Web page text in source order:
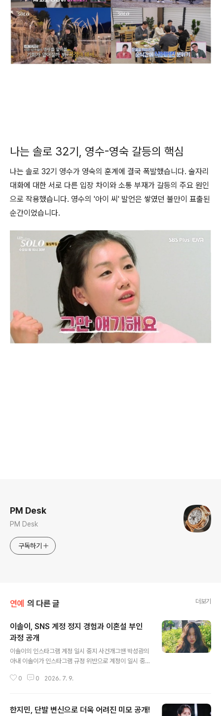
나는 솔로 32기, 영수-영숙 갈등의 핵심
나는 솔로 32기 영수가 영숙의 훈계에 결국 폭발했습니다. 술자리
대화에 대한 서로 다른 입장 차이와 소통 부재가 갈등의 주요 원인
으로 작용했습니다. 영수의 '아이 씨' 발언은 쌓였던 불만이 표출된
순간이었습니다.
PM Desk
PM Desk
구독하기
연예 의 다른 글 더보기
이솔이, SNS 계정 정지 경험과 이혼설 부인
과정 공개
이솔이의 인스타그램 계정 일시 중지 사건개그맨 박성광의
아내 이솔이가 인스타그램 규정 위반으로 계정이 일시 중
정이 즉시 복구되었다고 설명했습니다. 갑작스러운 계정
늦게 고백하며 많은 이들의 응원을 받았습니다. 최근에는
0 0 2026. 7. 9.
한지민, 단발 변신으로 더욱 어려진 미모 공개!